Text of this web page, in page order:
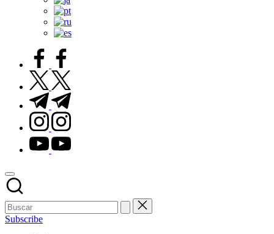
facebook.com
twitter.com
t.me
instagram.com
youtube.com
Subscribe